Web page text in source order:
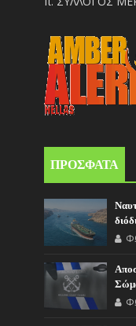
ΠΡΟΣΦΑΤΑ